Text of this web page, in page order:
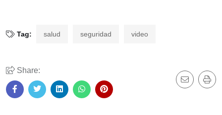
Tag: salud seguridad video
Share: